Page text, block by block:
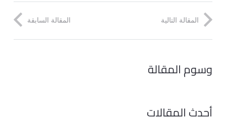
المقالة السابقة المقالة التالية
وسوم المقالة
أحدث المقالات